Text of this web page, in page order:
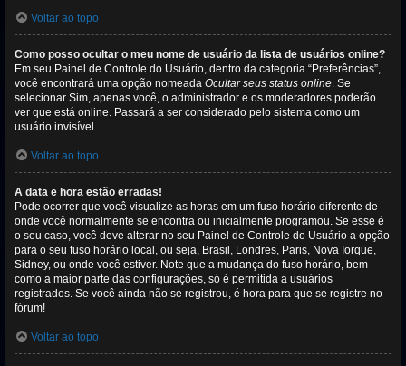
Voltar ao topo
Como posso ocultar o meu nome de usuário da lista de usuários online?
Em seu Painel de Controle do Usuário, dentro da categoria “Preferências”,
você encontrará uma opção nomeada Ocultar seus status online. Se
selecionar Sim, apenas você, o administrador e os moderadores poderão
ver que está online. Passará a ser considerado pelo sistema como um
usuário invisível.
Voltar ao topo
A data e hora estão erradas!
Pode ocorrer que você visualize as horas em um fuso horário diferente de
onde você normalmente se encontra ou inicialmente programou. Se esse é
o seu caso, você deve alterar no seu Painel de Controle do Usuário a opção
para o seu fuso horário local, ou seja, Brasil, Londres, Paris, Nova Iorque,
Sidney, ou onde você estiver. Note que a mudança do fuso horário, bem
como a maior parte das configurações, só é permitida a usuários
registrados. Se você ainda não se registrou, é hora para que se registre no
fórum!
Voltar ao topo